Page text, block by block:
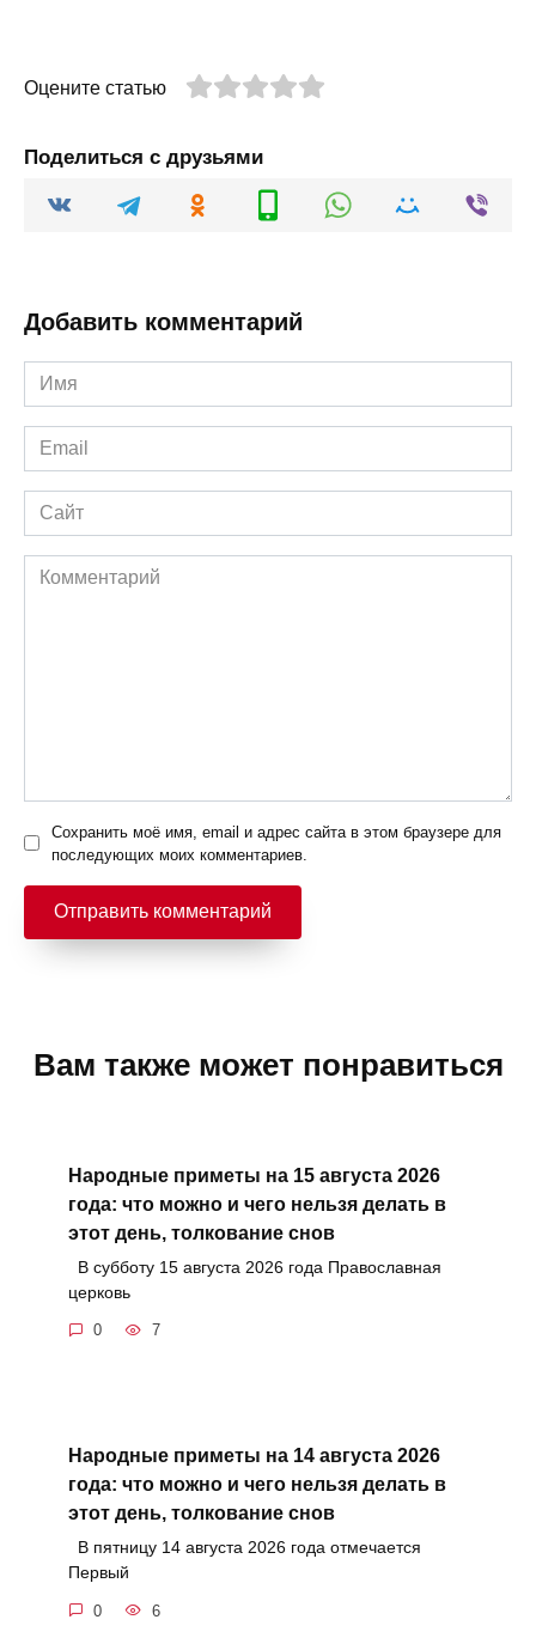
Оцените статью
Поделиться с друзьями
Добавить комментарий
Имя
*
Email
*
Сайт
Комментарий
Сохранить моё имя, email и адрес сайта в этом браузере для
последующих моих комментариев.
Вам также может понравиться
Народные приметы на 15 августа 2026
года: что можно и чего нельзя делать в
этот день, толкование снов
В субботу 15 августа 2026 года Православная
церковь
0 7
Народные приметы на 14 августа 2026
года: что можно и чего нельзя делать в
этот день, толкование снов
В пятницу 14 августа 2026 года отмечается
Первый
0 6